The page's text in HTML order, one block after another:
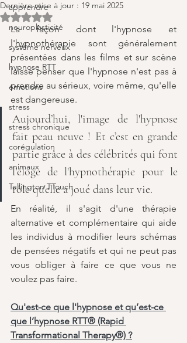
apprendre
neuroplasticité
système nerveux
hypnose RTT
émotions
stress
stress chronique
corégulation
animaux
Tellington TTouch
Dernière mise à jour : 19 mai 2025
Noté NaN étoiles sur 5.
La façon dont l'hypnose et
l'hypnothérapie sont généralement
présentées dans les films et sur scène
laisse penser que l'hypnose n'est pas à
prendre au sérieux, voire même, qu'elle
est dangereuse.
Aujourd’hui, l'image de l'hypnose
fait peau neuve ! Et c’est en grande
partie grâce à des célébrités qui font
l'éloge de l'hypnothérapie pour le
rôle qu'elle a joué dans leur vie.
En réalité, il s'agit d'une thérapie
alternative et complémentaire qui aide
les individus à modifier leurs schémas
de pensées négatifs et qui ne peut pas
vous obliger à faire ce que vous ne
voulez pas faire.
Qu'est-ce que l'hypnose et qu’est-ce
que l’hypnose RTT® (Rapid
Transformational Therapy®) ?